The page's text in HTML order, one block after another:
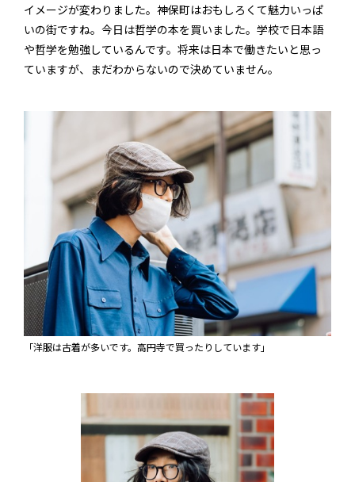
イメージが変わりました。神保町はおもしろくて魅力いっぱ
いの街ですね。今日は哲学の本を買いました。学校で日本語
や哲学を勉強しているんです。将来は日本で働きたいと思っ
ていますが、まだわからないので決めていません。
「洋服は古着が多いです。高円寺で買ったりしています」